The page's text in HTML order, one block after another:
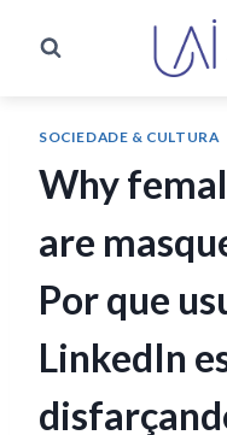
SOCIEDADE & CULTURA
Why
are
Por que
LinkedIn